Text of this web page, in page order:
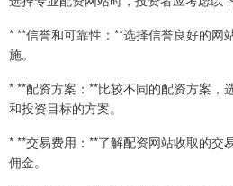
* **信誉和可靠性：**选择信誉良好的网
施。
* **配资方案：**比较不同的配资方案，
和投资目标的方案。
* **交易费用：**了解配资网站收取的交
佣金。